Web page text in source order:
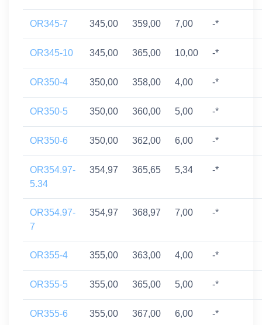
OR345-7 345,00 359,00 7,00 -*
OR345-10 345,00 365,00 10,00 -*
OR350-4 350,00 358,00 4,00 -*
OR350-5 350,00 360,00 5,00 -*
OR350-6 350,00 362,00 6,00 -*
OR354.97-
5.34
354,97 365,65 5,34 -*
OR354.97-
7
354,97 368,97 7,00 -*
OR355-4 355,00 363,00 4,00 -*
OR355-5 355,00 365,00 5,00 -*
OR355-6 355,00 367,00 6,00 -*